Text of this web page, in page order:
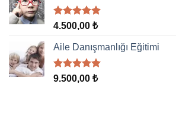
5 üzerinden
aldı
4.500,00 ₺
Aile Danışmanlığı Eğitimi
5 üzerinden
9.500,00 ₺